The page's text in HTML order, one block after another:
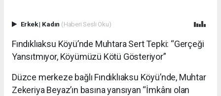
Erkek| Kadın (Haberi Sesli Oku)
Fındıklıaksu Köyü’nde Muhtara Sert Tepki: “Gerçeği
Yansıtmıyor, Köyümüzü Kötü Gösteriyor”
Düzce merkeze bağlı Fındıklıaksu Köyü’nde, Muhtar
Zekeriya Beyaz’ın basına yansıyan “İmkânı olan